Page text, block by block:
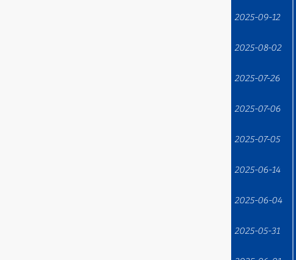
2025-09-12
2025-08-02
2025-07-26
2025-07-06
2025-07-05
2025-06-14
2025-06-04
2025-05-31